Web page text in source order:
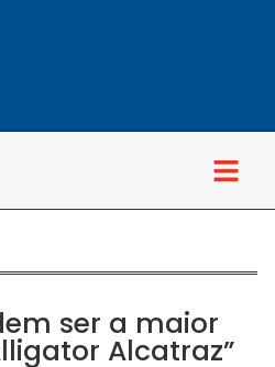
ser a maior
Alcatraz”